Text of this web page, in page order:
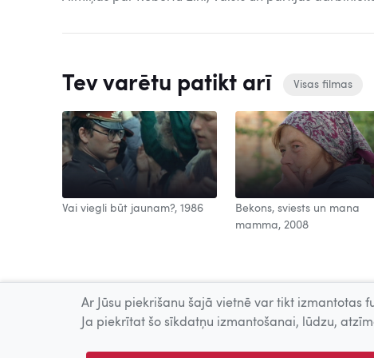
Tev varētu patikt arī Visas filmas
Vai viegli būt jaunam?, 1986
Bekons, sviests un mana
mamma, 2008
Ar Jūsu piekrišanu šajā vietnē var tikt izmantotas
Ja piekrītat šo sīkdatņu izmantošanai, lūdzu,